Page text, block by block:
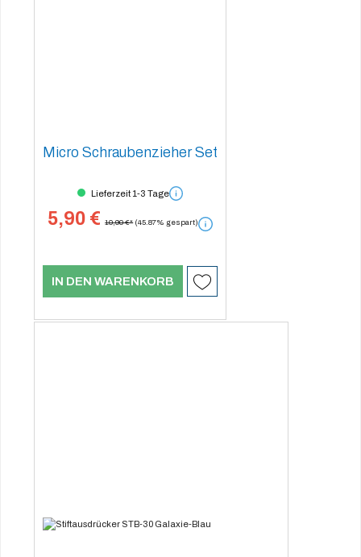
Micro Schraubenzieher Set
Lieferzeit 1-3 Tage
5,90 € 10,90 €* (45.87% gespart)
IN DEN WARENKORB